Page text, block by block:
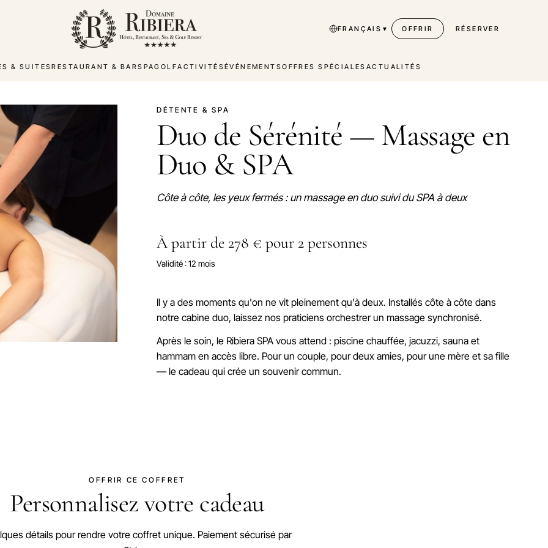
FRANÇAIS ▾ OFFRIR RÉSERVER
& SUITESRESTAURANT & BARSPAGOLFACTIVITÉSÉVÉNEMENTSOFFRES SPÉCIALES ACTUALITÉS
DÉTENTE & SPA
Duo de Sérénité — Massage en
Duo & SPA
Côte à côte, les yeux fermés : un massage en duo suivi du SPA à deux
À partir de 278 € pour 2 personnes
Validité : 12 mois
Il y a des moments qu'on ne vit pleinement qu'à deux. Installés côte à côte dans
notre cabine duo, laissez nos praticiens orchestrer un massage synchronisé.
Après le soin, le Ribiera SPA vous attend : piscine chauffée, jacuzzi, sauna et
hammam en accès libre. Pour un couple, pour deux amies, pour une mère et sa fille
— le cadeau qui crée un souvenir commun.
OFFRIR CE COFFRET
Personnalisez votre cadeau
détails pour rendre votre coffret unique. Paiement sécurisé par